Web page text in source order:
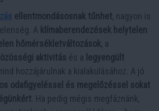
ellentmondásosnak tűnhet, nagyon is
A klímaberendezések helytelen
hőmérsékletváltozások, a
aktivitás és a legyengült
hozzájárulnak a kialakulásához. A jó
odafigyeléssel és megelőzéssel sokat
. Ha pedig mégis megfáznánk,